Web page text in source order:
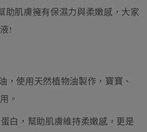
助肌膚擁有保濕力與柔嫩感，大家
!
，使用天然植物油製作，寶寶、
。
白，幫助肌膚維持柔嫩感，更是